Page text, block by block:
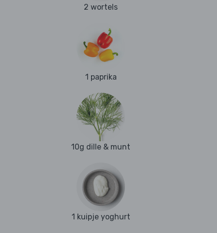
2 wortels
1 paprika
10g dille & munt
1 kuipje yoghurt